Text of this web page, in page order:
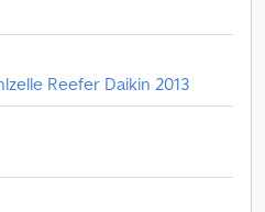
Reefer Daikin 2013